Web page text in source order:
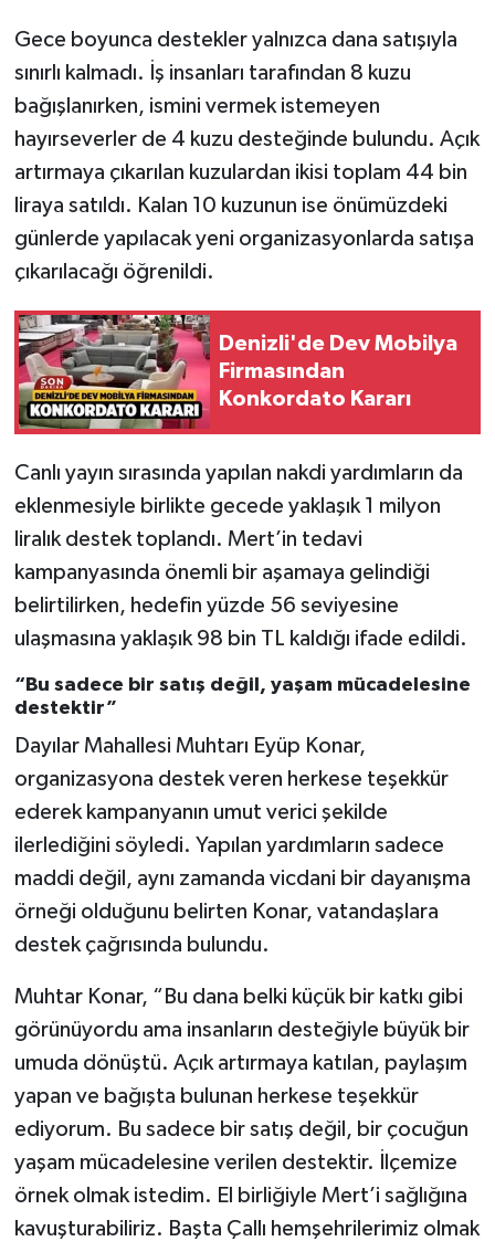
Gece boyunca destekler yalnızca dana satışıyla
sınırlı kalmadı. İş insanları tarafından 8 kuzu
bağışlanırken, ismini vermek istemeyen
hayırseverler de 4 kuzu desteğinde bulundu. Açık
artırmaya çıkarılan kuzulardan ikisi toplam 44 bin
liraya satıldı. Kalan 10 kuzunun ise önümüzdeki
günlerde yapılacak yeni organizasyonlarda satışa
çıkarılacağı öğrenildi.
Denizli'de Dev Mobilya
Firmasından
Konkordato Kararı
Canlı yayın sırasında yapılan nakdi yardımların da
eklenmesiyle birlikte gecede yaklaşık 1 milyon
liralık destek toplandı. Mert’in tedavi
kampanyasında önemli bir aşamaya gelindiği
belirtilirken, hedefin yüzde 56 seviyesine
ulaşmasına yaklaşık 98 bin TL kaldığı ifade edildi.
“Bu sadece bir satış değil, yaşam mücadelesine
destektir”
Dayılar Mahallesi Muhtarı Eyüp Konar,
organizasyona destek veren herkese teşekkür
ederek kampanyanın umut verici şekilde
ilerlediğini söyledi. Yapılan yardımların sadece
maddi değil, aynı zamanda vicdani bir dayanışma
örneği olduğunu belirten Konar, vatandaşlara
destek çağrısında bulundu.
Muhtar Konar, “Bu dana belki küçük bir katkı gibi
görünüyordu ama insanların desteğiyle büyük bir
umuda dönüştü. Açık artırmaya katılan, paylaşım
yapan ve bağışta bulunan herkese teşekkür
ediyorum. Bu sadece bir satış değil, bir çocuğun
yaşam mücadelesine verilen destektir. İlçemize
örnek olmak istedim. El birliğiyle Mert’i sağlığına
kavuşturabiliriz. Başta Çallı hemşehrilerimiz olmak